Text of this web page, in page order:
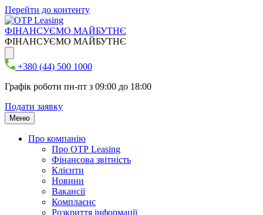
Перейти до контенту
ФІНАНСУЄМО МАЙБУТНЄ
ФІНАНСУЄМО МАЙБУТНЄ
+380 (44) 500 1000
Графік роботи пн-пт з 09:00 до 18:00
Подати заявку
Меню
Про компанію
Про ОТР Leasing
Фінансова звітність
Клієнти
Новини
Вакансії
Комплаєнс
Розкриття інформації